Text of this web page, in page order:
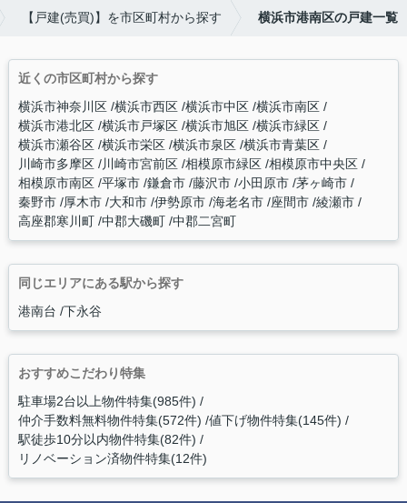
【戸建(売買)】を市区町村から探す 横浜市港南区の戸建一覧
近くの市区町村から探す
横浜市神奈川区 横浜市西区 横浜市中区 横浜市南区
横浜市港北区 横浜市戸塚区 横浜市旭区 横浜市緑区
横浜市瀬谷区 横浜市栄区 横浜市泉区 横浜市青葉区
川崎市多摩区 川崎市宮前区 相模原市緑区 相模原市中央区
相模原市南区 平塚市 鎌倉市 藤沢市 小田原市 茅ヶ崎市
秦野市 厚木市 大和市 伊勢原市 海老名市 座間市 綾瀬市
高座郡寒川町 中郡大磯町 中郡二宮町
同じエリアにある駅から探す
港南台 下永谷
おすすめこだわり特集
駐車場2台以上物件特集(985件)
仲介手数料無料物件特集(572件) 値下げ物件特集(145件)
駅徒歩10分以内物件特集(82件)
リノベーション済物件特集(12件)